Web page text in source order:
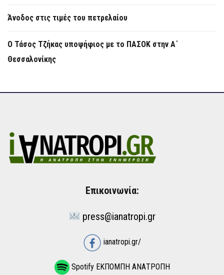
Άνοδος στις τιμές του πετρελαίου
Ο Τάσος Τζήκας υποψήφιος με το ΠΑΣΟΚ στην Α΄
Θεσσαλονίκης
Επικοινωνία:
press@ianatropi.gr
ianatropi.gr/
Spotify ΕΚΠΟΜΠΗ ΑΝΑΤΡΟΠΗ